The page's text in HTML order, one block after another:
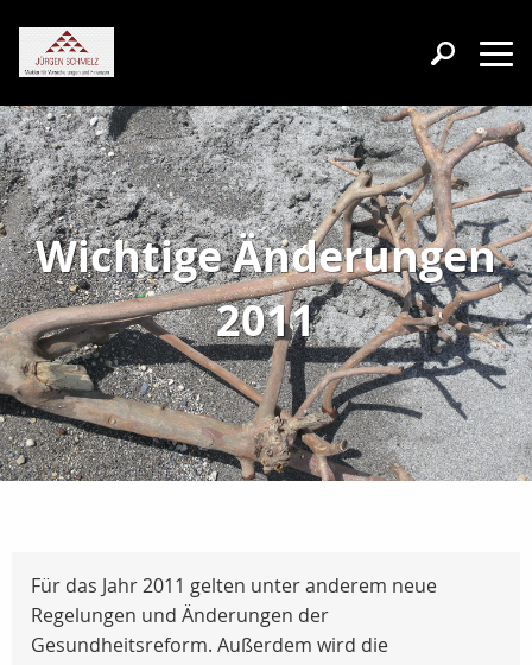
Wichtige Änderungen
2011
Für das Jahr 2011 gelten unter anderem neue
Regelungen und Änderungen der
Gesundheitsreform. Außerdem wird die